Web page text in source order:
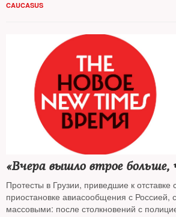
эксперты по региональной политике и
CAUCASUS
«Вчера вышло втрое больше,
Протесты в Грузии, приведшие к
приостановке авиасообщения с Россией,
массовыми: после столкновений с